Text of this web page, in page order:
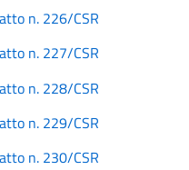
n. 226/CSR
n. 227/CSR
n. 228/CSR
n. 229/CSR
n. 230/CSR